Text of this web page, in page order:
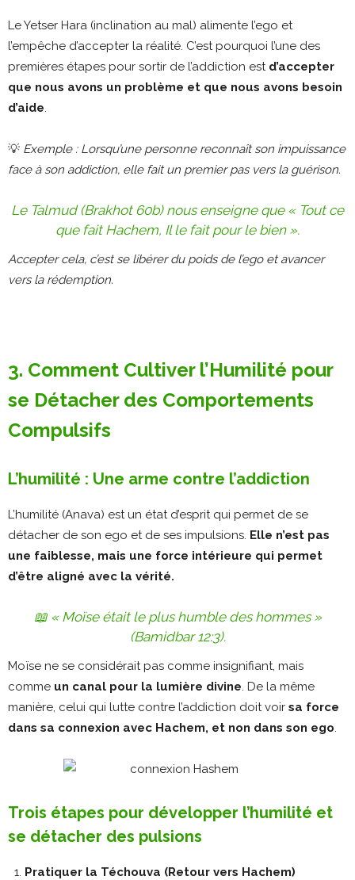
Le Yetser Hara (inclination au mal) alimente l’ego et
l’empêche d’accepter la réalité. C’est pourquoi l’une des
premières étapes pour sortir de l’addiction est d’accepter
que nous avons un problème et que nous avons besoin
d’aide
💡 Exemple : Lorsqu’une personne reconnaît son impuissance
face à son addiction, elle fait un premier pas vers la guérison.
Le Talmud (Brakhot 60b) nous enseigne que « Tout ce
que fait Hachem, Il le fait pour le bien ».
Accepter cela, c’est se libérer du poids de l’ego et avancer
vers la rédemption.
3. Comment Cultiver l’Humilité pour
se Détacher des Comportements
Compulsifs
L’humilité : Une arme contre l’addiction
L’humilité (Anava) est un état d’esprit qui permet de se
détacher de son ego et de ses impulsions. Elle n’est pas
une faiblesse, mais une force intérieure qui permet
d’être aligné avec la vérité.
📖 « Moïse était le plus humble des hommes »
(Bamidbar 12:3).
Moïse ne se considérait pas comme insignifiant, mais
comme un canal pour la lumière divine . De la même
manière, celui qui lutte contre l’addiction doit voir sa force
dans sa connexion avec Hachem, et non dans son ego
Trois étapes pour développer l’humilité et
se détacher des pulsions
Pratiquer la Téchouva (Retour vers Hachem)